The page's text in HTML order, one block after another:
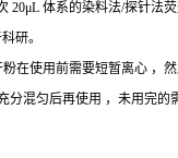
20μL 体系的染料法/探针法荧
研。
在使用前需要短暂离心 ，
分混匀后再使用 ，未用完的